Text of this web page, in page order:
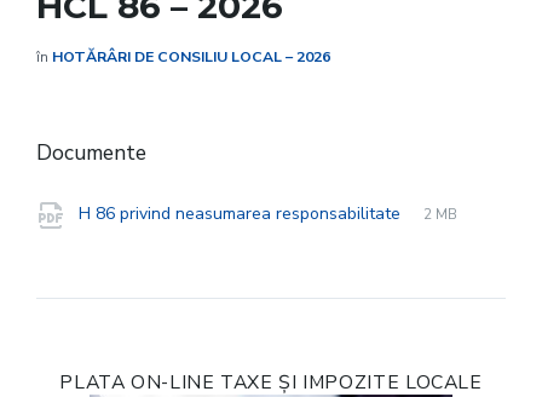
în HOTĂRÂRI DE CONSILIU LOCAL – 2026
Documente
H 86 privind neasumarea responsabilitate
File
pdf
File
2 MB
PLATA ON-LINE TAXE ȘI IMPOZITE LOCALE